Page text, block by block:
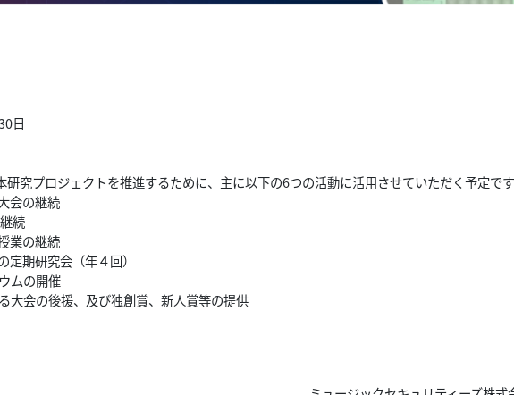
日
究プロジェクトを推進するために、主に以下の6つの活動に活用させていただく予定です
会の継続
続
業の継続
期研究会（年４回）
ムの開催
大会の後援、及び独創賞、新人賞等の提供